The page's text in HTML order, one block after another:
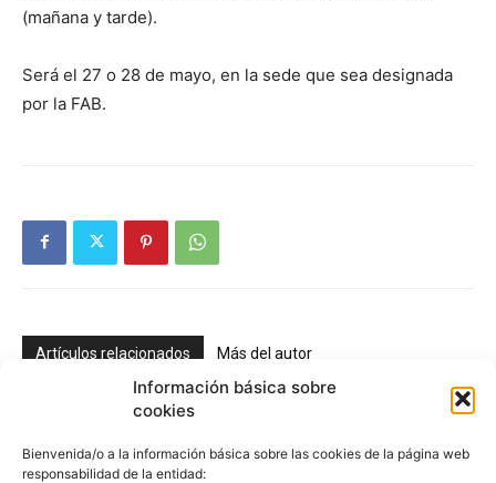
Información básica sobre
cookies
Bienvenida/o a la información básica sobre las cookies de la página web
responsabilidad de la entidad:
(mañana y tarde).
Será el 27 o 28 de mayo, en la sede que sea designada
por la FAB.
Artículos relacionados Más del autor
3×3 Villanúa 2026